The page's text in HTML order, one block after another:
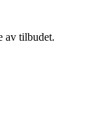
av tilbudet.